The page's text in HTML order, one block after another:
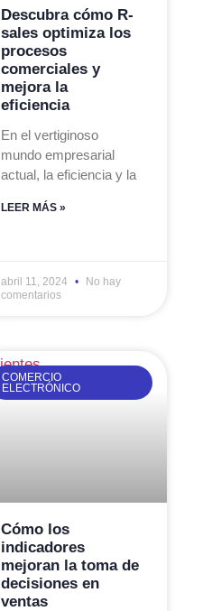
Descubra cómo R-
sales optimiza los
procesos
comerciales y
mejora la
eficiencia
En el vertiginoso
mundo empresarial
actual, la eficiencia y la
LEER MÁS »
abril 11, 2024
No hay
comentarios
COMERCIO
ELECTRÓNICO
Cómo los
indicadores
mejoran la toma de
decisiones en
ventas